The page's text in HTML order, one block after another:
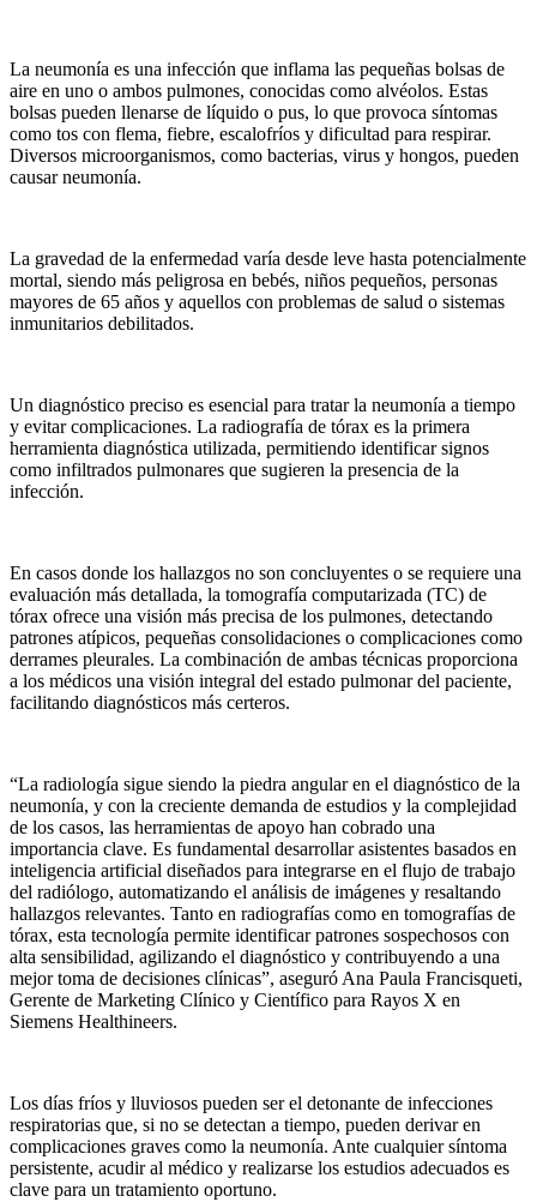
La neumonía es una infección que inflama las pequeñas bolsas de
aire en uno o ambos pulmones, conocidas como alvéolos. Estas
bolsas pueden llenarse de líquido o pus, lo que provoca síntomas
como tos con flema, fiebre, escalofríos y dificultad para respirar.
Diversos microorganismos, como bacterias, virus y hongos, pueden
causar neumonía.
La gravedad de la enfermedad varía desde leve hasta potencialmente
mortal, siendo más peligrosa en bebés, niños pequeños, personas
mayores de 65 años y aquellos con problemas de salud o sistemas
inmunitarios debilitados.
Un diagnóstico preciso es esencial para tratar la neumonía a tiempo
y evitar complicaciones. La radiografía de tórax es la primera
herramienta diagnóstica utilizada, permitiendo identificar signos
como infiltrados pulmonares que sugieren la presencia de la
infección.
En casos donde los hallazgos no son concluyentes o se requiere una
evaluación más detallada, la tomografía computarizada (TC) de
tórax ofrece una visión más precisa de los pulmones, detectando
patrones atípicos, pequeñas consolidaciones o complicaciones como
derrames pleurales. La combinación de ambas técnicas proporciona
a los médicos una visión integral del estado pulmonar del paciente,
facilitando diagnósticos más certeros.
“La radiología sigue siendo la piedra angular en el diagnóstico de la
neumonía, y con la creciente demanda de estudios y la complejidad
de los casos, las herramientas de apoyo han cobrado una
importancia clave. Es fundamental desarrollar asistentes basados en
inteligencia artificial diseñados para integrarse en el flujo de trabajo
del radiólogo, automatizando el análisis de imágenes y resaltando
hallazgos relevantes. Tanto en radiografías como en tomografías de
tórax, esta tecnología permite identificar patrones sospechosos con
alta sensibilidad, agilizando el diagnóstico y contribuyendo a una
mejor toma de decisiones clínicas”, aseguró Ana Paula Francisqueti,
Gerente de Marketing Clínico y Científico para Rayos X en
Siemens Healthineers.
Los días fríos y lluviosos pueden ser el detonante de infecciones
respiratorias que, si no se detectan a tiempo, pueden derivar en
complicaciones graves como la neumonía. Ante cualquier síntoma
persistente, acudir al médico y realizarse los estudios adecuados es
clave para un tratamiento oportuno.